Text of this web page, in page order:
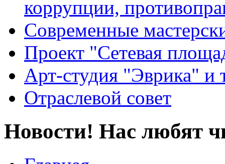
коррупции,
Современные
Проект "Сетевая
Арт-студия "Эврика" и
Отраслевой совет
Новости! Нас любят